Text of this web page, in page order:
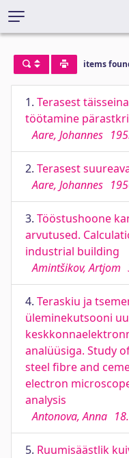
items
1. Terasest
töötamine
Aare, Johannes
2. Terasest
Aare, Johannes
3. Tööstushoone
arvutused.
industrial building
Amintšikov, Artjom
4. Teraskiu ja
üleminekutsooni
analüüsiga. Study
steel fibre and
electron
analysis
Antonova, Anna
5. Ruumisäästlik